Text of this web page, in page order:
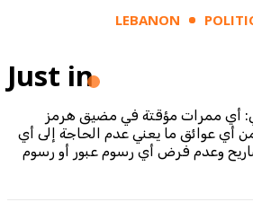
LEBANON
Just in
أي ممرات مؤقتة في مضيق هرمز
أي عوائق ما يعني عدم الحاجة إلى أي
وعدم فرض أي رسوم عبور أو رسوم